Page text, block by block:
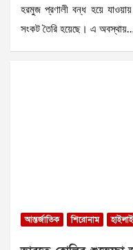
হরমুজ প্রণালী বন্ধ হয়ে
সংকট তৈরি হয়েছে। এ
আন্তর্জাতিক শিরোনাম